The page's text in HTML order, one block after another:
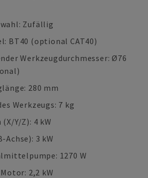
Zufällig
BT40 (optional CAT40)
Werkzeugdurchmesser: Ø76
280 mm
Werkzeugs: 7 kg
Y/Z): 4 kW
3 kW
1270 W
2,2 kW